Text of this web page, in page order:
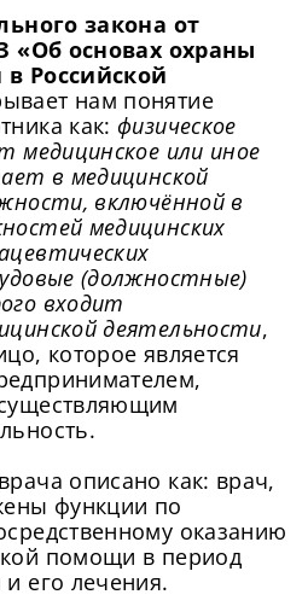
закона от
«Об основах охраны
Российской
нам понятие
как: физическое
медицинское или иное
в медицинской
включённой в
медицинских
(должностные)
входит
деятельности,
которое является
описано как: врач,
функции по
оказанию
помощи в период
его лечения.